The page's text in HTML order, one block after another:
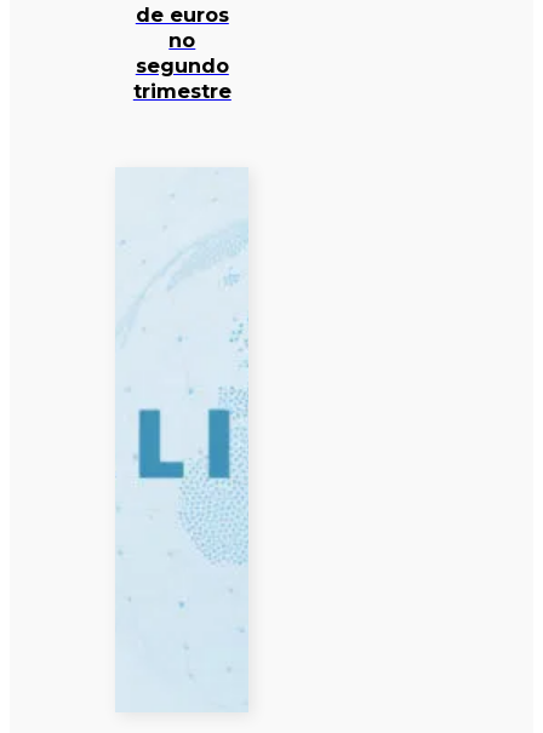
de euros
no
segundo
trimestre